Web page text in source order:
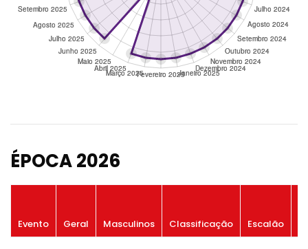
ÉPOCA 2026
Evento Geral Masculinos Classificação Escalão